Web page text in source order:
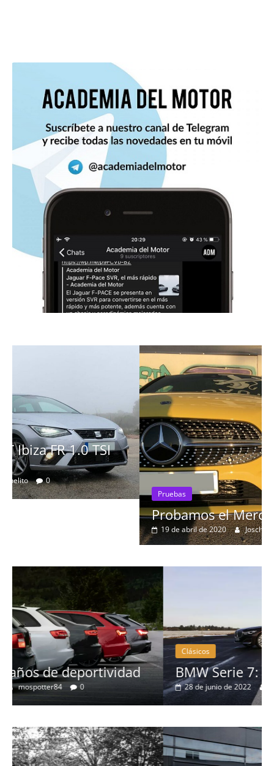
Pruebas
Probamos el Mercedes-Benz A200d
Joschelito 0
Clásicos
BMW Serie 7: lujo desde 1977
28 de junio de 2022 mospotter84 0